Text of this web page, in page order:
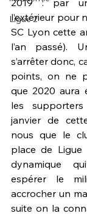
Ligue 2
2019 : par
l’extérieur pour
SC Lyon cette
l’an passé).
s’arrêter donc,
points, on ne
que 2020 aura
les
janvier de
nous que le
place de
dynamique
espérer le
accrocher un
suite on la